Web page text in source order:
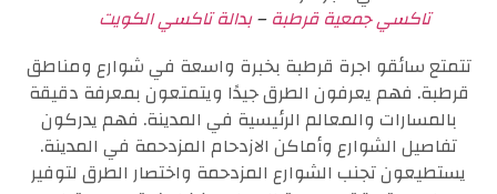
تاكسي جمعية قرطبة–بدالة تاكسي الكويت
تتمتع سائقو اجرة قرطبة بخبرة واسعة في شوارع ومناطق
قرطبة. فهم يعرفون الطرق جيدًا ويتمتعون بمعرفة دقيقة
بالمسارات والمعالم الرئيسية في المدينة. فهم يدركون
تفاصيل الشوارع وأماكن الازدحام المزدحمة في المدينة.
يستطيعون تجنب الشوارع المزدحمة واختصار الطرق لتوفير